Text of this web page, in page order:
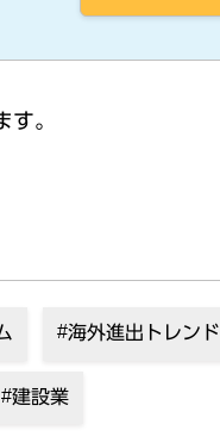
。
海外進出トレンド
建設業